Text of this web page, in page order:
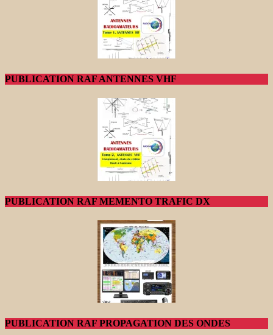
PUBLICATION RAF ANTENNES VHF
PUBLICATION RAF MEMENTO TRAFIC DX
PUBLICATION RAF PROPAGATION DES ONDES